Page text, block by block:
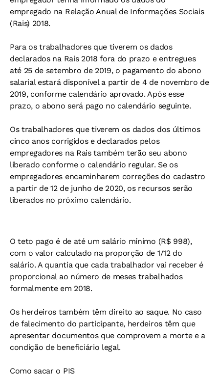
empregado na Relação Anual de Informações Sociais
(Rais) 2018.
Para os trabalhadores que tiverem os dados
declarados na Rais 2018 fora do prazo e entregues
até 25 de setembro de 2019, o pagamento do abono
salarial estará disponível a partir de 4 de novembro de
2019, conforme calendário aprovado. Após esse
prazo, o abono será pago no calendário seguinte.
Os trabalhadores que tiverem os dados dos últimos
cinco anos corrigidos e declarados pelos
empregadores na Rais também terão seu abono
liberado conforme o calendário regular. Se os
empregadores encaminharem correções do cadastro
a partir de 12 de junho de 2020, os recursos serão
liberados no próximo calendário.
O teto pago é de até um salário mínimo (R$ 998),
com o valor calculado na proporção de 1/12 do
salário. A quantia que cada trabalhador vai receber é
proporcional ao número de meses trabalhados
formalmente em 2018.
Os herdeiros também têm direito ao saque. No caso
de falecimento do participante, herdeiros têm que
apresentar documentos que comprovem a morte e a
condição de beneficiário legal.
Como sacar o PIS